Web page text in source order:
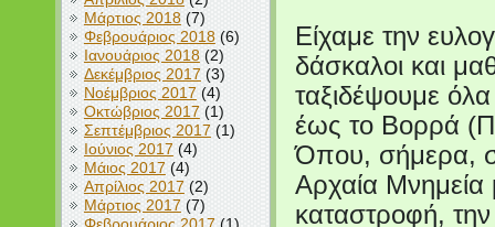
Μάρτιος 2018(7)
Φεβρουάριος 2018(6)
Ιανουάριος 2018(2)
Δεκέμβριος 2017 (3)
Νοέμβριος 2017(4)
Οκτώβριος 2017(1)
Σεπτέμβριος 2017 (1)
Ιούνιος 2017 (4)
Μάιος 2017 (4)
Απρίλιος 2017 (2)
Μάρτιος 2017 (7)
Είχαμε την
δάσκαλοι και
ταξιδέψουμε
έως το Βορρά
Όπου, σήμερα,
Αρχαία
καταστροφή,